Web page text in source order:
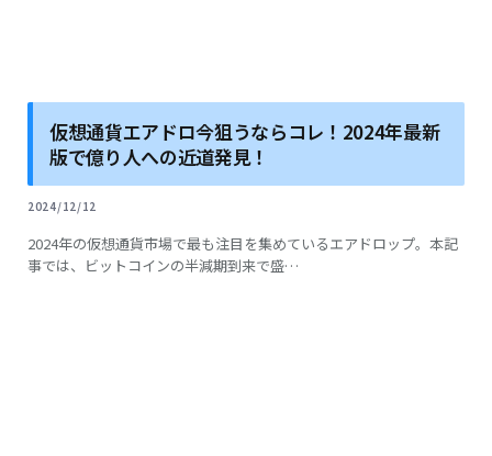
仮想通貨エアドロ今狙うならコレ！2024年最新
版で億り人への近道発見！
2024/12/12
2024年の仮想通貨市場で最も注目を集めているエアドロップ。本記
事では、ビットコインの半減期到来で盛…